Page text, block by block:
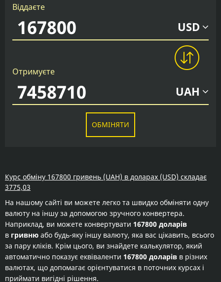
Віддаєте
USD
Отримуєте
UAH
ОБМІНЯТИ
Курс обміну 167800 гривень (UAH) в доларах (USD) складає
3775,03
На нашому сайті ви можете легко та швидко обміняти одну
валюту на іншу за допомогою зручного конвертера.
Наприклад, ви можете конвертувати 167800 доларів
в гривню або будь-яку іншу валюту, яка вас цікавить, всього
за пару кліків. Крім цього, ви знайдете калькулятор, який
автоматично показує еквіваленти 167800 доларів в різних
валютах, що допомагає орієнтуватися в поточних курсах і
приймати вигідні рішення.